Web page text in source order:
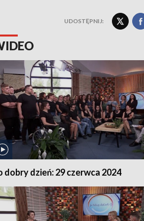
UDOSTĘPNIJ:
dobry dzień: 29 czerwca 2024